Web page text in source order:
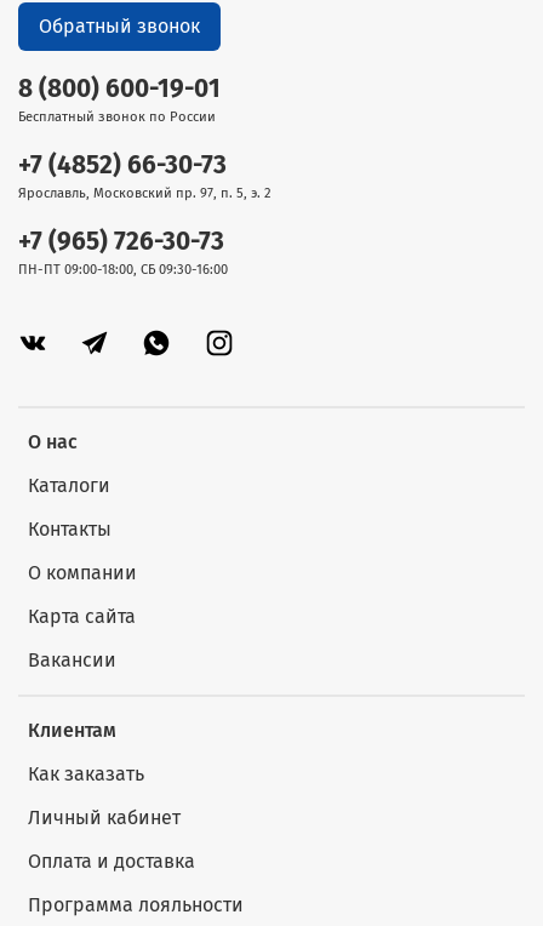
О нас
Каталоги
Контакты
О компании
Карта сайта
Вакансии
Клиентам
Как заказать
Личный кабинет
Оплата и доставка
Программа лояльности
8 (800) 600-19-01
Бесплатный звонок по России
+7 (4852) 66-30-73
Ярославль, Московский пр. 97, п. 5, э. 2
+7 (965) 726-30-73
ПН-ПТ 09:00-18:00, СБ 09:30-16:00
Обратный звонок